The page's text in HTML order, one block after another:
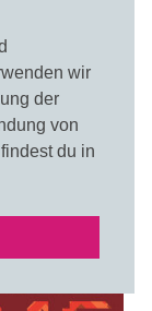
wir
der
von
du in